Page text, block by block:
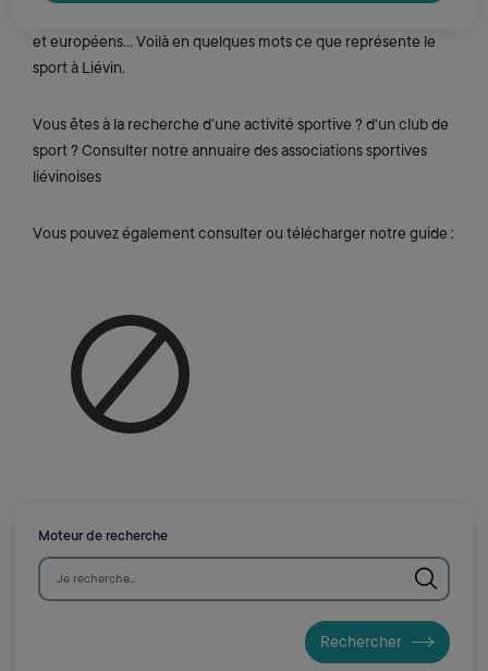
et européens… Voilà en quelques mots ce que représente le
sport à Liévin.
Vous êtes à la recherche d’une activité sportive ? d'un club de
sport ? Consulter notre annuaire des associations sportives
liévinoises
Vous pouvez également consulter ou télécharger notre guide :
Moteur de recherche